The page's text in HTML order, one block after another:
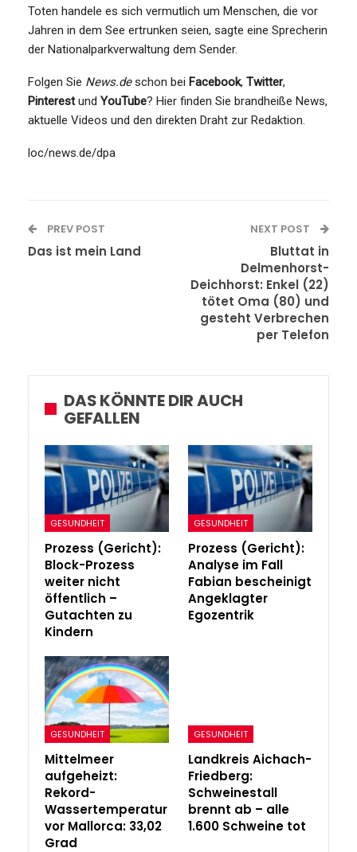
Toten handele es sich vermutlich um Menschen, die vor
Jahren in dem See ertrunken seien, sagte eine Sprecherin
der Nationalparkverwaltung dem Sender.
Folgen Sie News.deschon bei Facebook, Twitter,
Pinterestund YouTube? Hier finden Sie brandheiße News,
aktuelle Videos und den direkten Draht zur Redaktion.
loc/news.de/dpa
PREV POST
Das ist mein Land
NEXT POST
Bluttat in
Delmenhorst-
Deichhorst: Enkel (22)
tötet Oma (80) und
gesteht Verbrechen
per Telefon
DAS KÖNNTE DIR AUCH
GEFALLEN
GESUNDHEIT
Prozess (Gericht):
Block-Prozess
weiter nicht
öffentlich –
Gutachten zu
Kindern
GESUNDHEIT
Prozess (Gericht):
Analyse im Fall
Fabian bescheinigt
Angeklagter
Egozentrik
GESUNDHEIT
Mittelmeer
aufgeheizt:
Rekord-
Wassertemperatur
vor Mallorca: 33,02
Grad
GESUNDHEIT
Landkreis Aichach-
Friedberg:
Schweinestall
brennt ab – alle
1.600 Schweine tot